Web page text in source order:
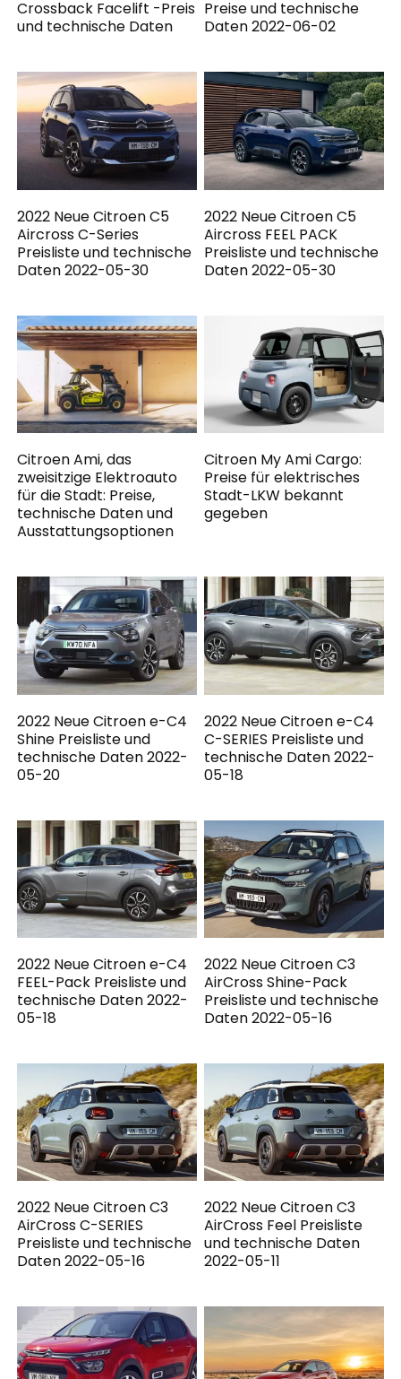
Crossback Facelift -Preis
und technische Daten
Preise und technische
Daten 2022-06-02
2022 Neue Citroen C5
Aircross C-Series
Preisliste und technische
Daten 2022-05-30
2022 Neue Citroen C5
Aircross FEEL PACK
Preisliste und technische
Daten 2022-05-30
Citroen Ami, das
zweisitzige Elektroauto
für die Stadt: Preise,
technische Daten und
Ausstattungsoptionen
Citroen My Ami Cargo:
Preise für elektrisches
Stadt-LKW bekannt
gegeben
2022 Neue Citroen e-C4
Shine Preisliste und
technische Daten 2022-
05-20
2022 Neue Citroen e-C4
C-SERIES Preisliste und
technische Daten 2022-
05-18
2022 Neue Citroen e-C4
FEEL-Pack Preisliste und
technische Daten 2022-
05-18
2022 Neue Citroen C3
AirCross Shine-Pack
Preisliste und technische
Daten 2022-05-16
2022 Neue Citroen C3
AirCross C-SERIES
Preisliste und technische
Daten 2022-05-16
2022 Neue Citroen C3
AirCross Feel Preisliste
und technische Daten
2022-05-11